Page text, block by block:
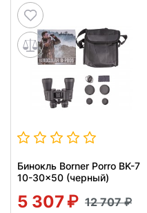
Бинокль Borner Porro BK-7
10-30x50 (черный)
5 307 12 707